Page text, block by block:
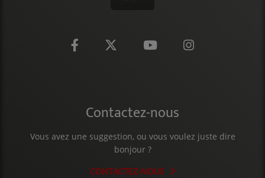
Contactez-nous
Vous avez une suggestion, ou vous voulez juste dire
bonjour ?
CONTACTEZ-NOUS